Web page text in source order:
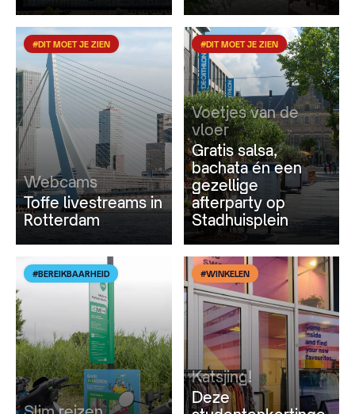
#DIT MOET JE ZIEN
Webcams
Toffe livestreams in
Rotterdam
#DIT MOET JE ZIEN
Voetjes van de
vloer
Gratis salsa,
bachata én een
gezellige
afterparty op
Stadhuisplein
#BEREIKBAARHEID #WINKELEN
Katsjing!
Deze